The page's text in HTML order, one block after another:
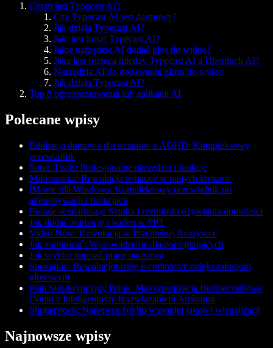
Czym jest Typecast AI?
Czy Typecast AI jest darmowy?
Jak działa Typecast AI?
Jaki jest koszt Typecast AI?
Jakie narzędzie AI dodać głos do wideo?
Jaka jest różnica między Typecast AI a Uberduck AI?
Narzędzia AI do dodawania głosu do wideo
Jak działa Typecast AI?
Top 8 oprogramowania lub aplikacji AI
Polecane wpisy
Edukacja domowa dla uczniów z ADHD: Kompleksowy
przewodnik
Sonic Tools: Profesjonalne narzędzia i funkcje
Mikronauka: Rewolucja w nauce w małych krokach
iMovie dla Windows: Kompleksowy przewodnik po
alternatywach i funkcjach
Pisanie scenariuszy: Sztuka i rzemiosło ożywiania opowieści
Jak dodać animację i wideo w PPT
Video Now: Rewolucja w Przenośnej Rozrywce
Jak animować: Wprowadzenie dla początkujących
Jak szybko napisać pracę naukową
Spoken.io: Rewolucjonizuje e-commerce dzięki zakupom
głosowym
Plan Subskrypcyjny Blink: Maksymalizacja Bezpieczeństwa
Domu z Inteligentnym Rozwiązaniem Amazona
Shutterstock: Najlepsze źródło wysokiej jakości wizualizacji
Najnowsze wpisy